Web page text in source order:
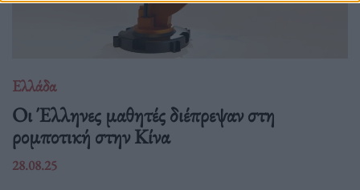
Ελλάδα
Οι Έλληνες μαθητές διέπρεψαν στη
ρομποτική στην Κίνα
28.08.25